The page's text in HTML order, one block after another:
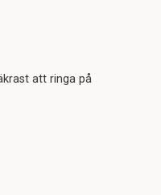
att ringa på